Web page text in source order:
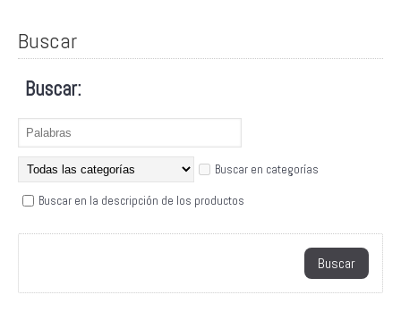
Buscar
Buscar:
Buscar en categorías
Buscar en la descripción de los productos